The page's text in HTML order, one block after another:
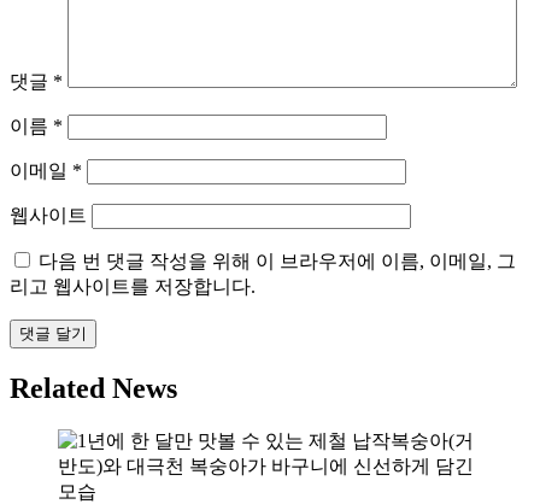
댓글 *
이름 *
이메일 *
웹사이트
다음 번 댓글 작성을 위해 이 브라우저에 이름, 이메일, 그
리고 웹사이트를 저장합니다.
Related News